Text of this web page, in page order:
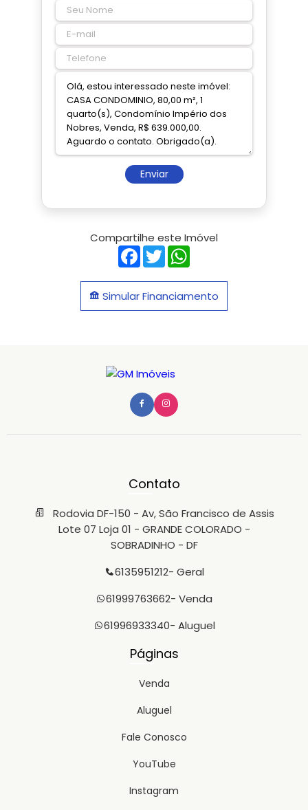
Enviar
Compartilhe este Imóvel
Facebook
Twitter
Simular Financiamento
Contato
Rodovia DF-150 - Av, São Francisco de Assis
Lote 07 Loja 01 - GRANDE COLORADO -
SOBRADINHO - DF
6135951212- Geral
61999763662- Venda
61996933340- Aluguel
Páginas
Venda
Aluguel
Fale Conosco
YouTube
Instagram